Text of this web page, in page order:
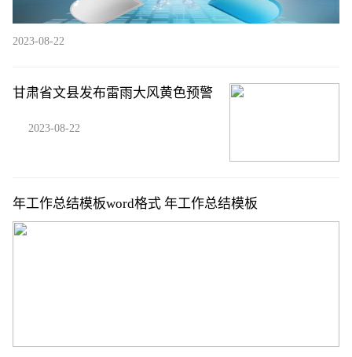
2023-08-22
甘肃省文县发布雷雨大风黄色预警
2023-08-22
年工作总结模板word格式 年工作总结模板